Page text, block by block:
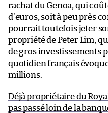
rachat du Genoa, qui
d’euros, soit à peu près
pourrait toutefois jeter
propriété de Peter Lim,
de gros investissements
quotidien français
millions.
Déjà propriétaire du
pas passé loin de la